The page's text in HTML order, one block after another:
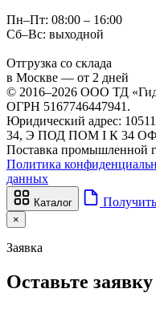
Пн–Пт: 08:00 – 16:00
Сб–Вс: выходной
Отгрузка со склада
в Москве — от 2 дней
© 2016–2026 ООО ТД
ОГРН 5167746447941.
Юридический адрес:
34, Э ПОД ПОМ I К 34 ОФ
Поставка промышленной
Политика
данных
Каталог
×
Заявка
Оставьте заявку